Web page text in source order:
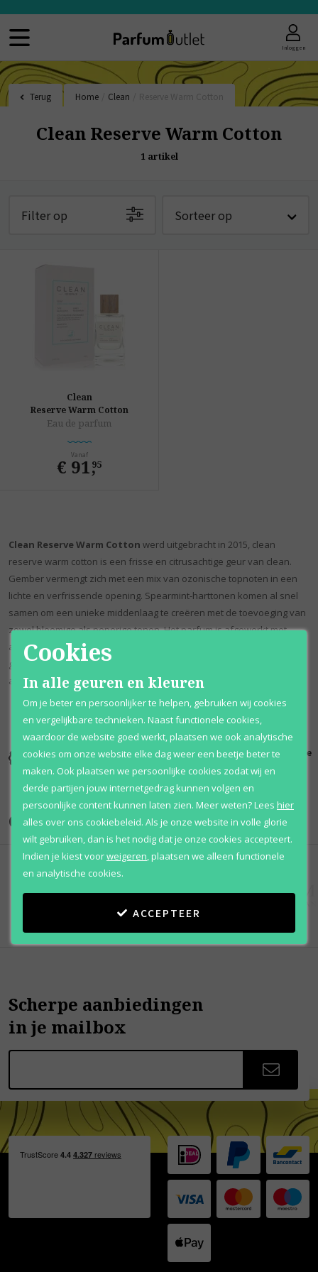
Inloggen
Terug Home Clean
Clean Reserve Warm Cotton
1 artikel
Filter op Sorteer op
Clean
Reserve Warm Cotton
Eau de parfum
Vanaf
€ 91,
95
Clean Reserve Warm Cotton werd uitgebracht in 2015, clean
reserve warm cotton is een frisse en citrusachtige geur van clean.
Gember vermengt zich met een mix van ozonische topnoten in een
lichte en verfrissende opening. Spearmint-harttonen komen al snel
samen om een unieke middenlaag te creëren met de toevoeging van
zowel bloemige als peperige tonen. Het parfum is afgewerkt met
aardse basisnoten van wierook, musk en vetiver. Deze geur is
gemaakt door parfumeur steven claisse en kan door zowel mannen
als vrouwen gedragen worden.
Kortingen
Al 12 jaar
voordelig
100% originele
Onze merken
Scherpe aanbiedingen
in je mailbox
Cookies
In alle geuren en kleuren
Om je beter en persoonlijker te helpen, gebruiken wij cookies
en vergelijkbare technieken. Naast functionele cookies,
waardoor de website goed werkt, plaatsen we ook analytische
cookies om onze website elke dag weer een beetje beter te
maken. Ook plaatsen we persoonlijke cookies zodat wij en
derde partijen jouw internetgedrag kunnen volgen en
persoonlijke content kunnen laten zien. Meer weten?Lees hier
alles over ons cookiebeleid. Als je onze website in volle glorie
wilt gebruiken, dan is het nodig dat je onze cookies accepteert.
Indien je kiest voorweigeren plaatsen we alleen functionele
en analytische cookies.
ACCEPTEER